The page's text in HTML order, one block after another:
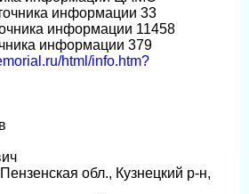
информации 33
информации 11458
информации 379
html/info.htm?
обл., Кузнецкий р-н,